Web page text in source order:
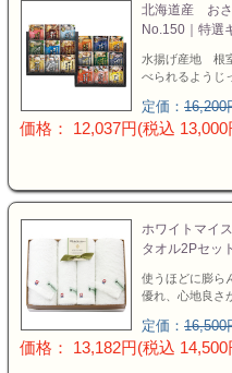
お急ぎ便
北海道産 お
No.150｜特選
水揚げ産地 根
べられるようじ
定価： 16,200
価格： 12,037円(税込 13,000
ホワイトマイ
タオル2Pセッ
使うほどに膨ら
優れ、心地良さ
定価： 16,500
価格： 13,182円(税込 14,500